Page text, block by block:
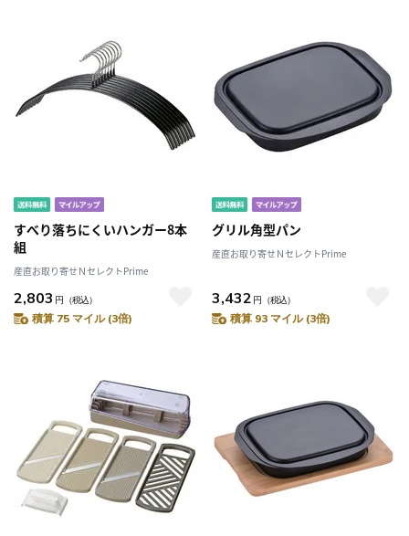
すべり落ちにくいハンガー8本
組
産直お取り寄せＮセレクトPrime
2,803 円 （税込）
積算 75 マイル (3倍)
グリル角型パン
産直お取り寄せＮセレクトPrime
3,432 円 （税込）
積算 93 マイル (3倍)